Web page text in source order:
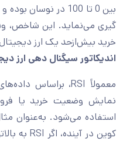
بین 0 تا 100 در
خرید بیش‌ازحد یک ارز
اندیکاتور سیگنال دهی ارز‌
نمایش وضعیت خرید یا
استفاده می‌شود. به‌عنوان